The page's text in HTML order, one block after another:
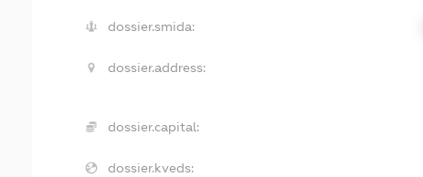
dossier.smida:
dossier.address:
dossier.capital:
dossier.kveds: